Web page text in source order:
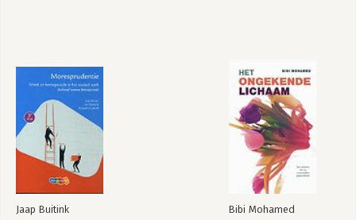
Jaap Buitink Bibi Mohamed